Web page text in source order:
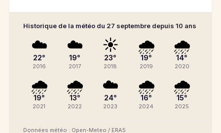
Historique de la météo du 27 septembre depuis 10 ans
☁️
22°
2016
☁️
19°
2017
☀️
23°
2018
🌧️
19°
2019
🌧️
14°
2020
🌧️
19°
2021
🌧️
13°
2022
☁️
24°
2023
🌧️
16°
2024
🌧️
15°
2025
Données météo : Open-Meteo / ERA5